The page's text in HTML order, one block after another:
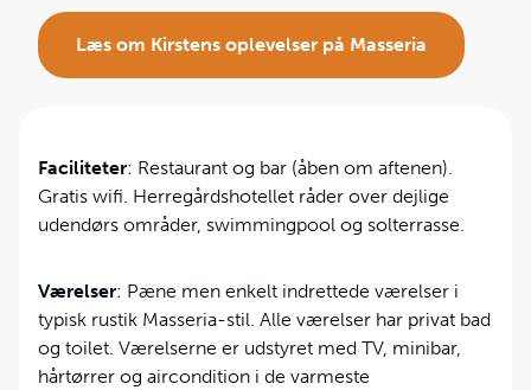
Læs om Kirstens oplevelser på Masseria
Faciliteter: Restaurant og bar (åben om aftenen).
Gratis wifi. Herregårdshotellet råder over dejlige
udendørs områder, swimmingpool og solterrasse.
Værelser: Pæne men enkelt indrettede værelser i
typisk rustik Masseria-stil. Alle værelser har privat bad
og toilet. Værelserne er udstyret med TV, minibar,
hårtørrer og aircondition i de varmeste